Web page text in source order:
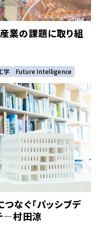
業の課題に取り組
学 Future Intelligence
なぐ「パッシブデ
―村田涼